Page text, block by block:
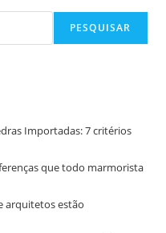
PESQUISAR
Importadas: 7 critérios
que todo marmorista
arquitetos estão